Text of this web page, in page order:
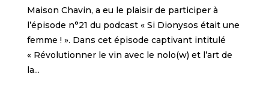
Maison Chavin, a eu le plaisir de participer à
l’épisode n°21 du podcast « Si Dionysos était une
femme ! ». Dans cet épisode captivant intitulé
« Révolutionner le vin avec le nolo(w) et l’art de
la...